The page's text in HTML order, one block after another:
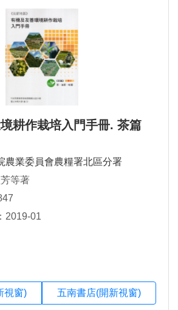
耕作栽培入門手冊. 茶篇
農業委員會農糧署北區分署
等著
2019-01
視窗) 五南書店(開新視窗)